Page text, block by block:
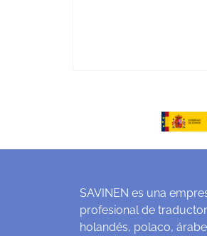
SAVINEN es una
profesional de
holandés, polaco,